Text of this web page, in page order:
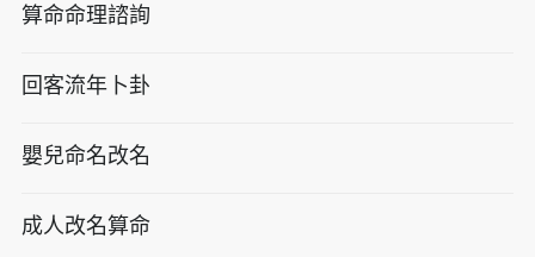
算命命理諮詢
回客流年卜卦
嬰兒命名改名
成人改名算命